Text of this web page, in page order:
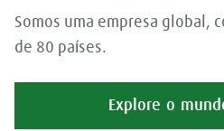
Somos uma empresa global,
de 80 países.
Explore o